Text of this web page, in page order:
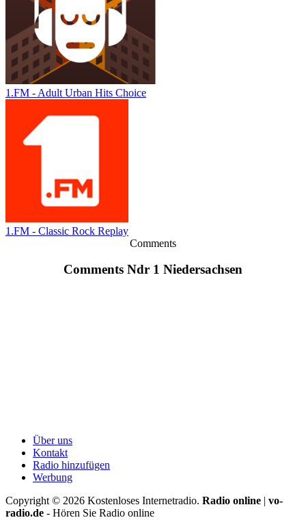
1.FM - Adult Urban Hits Choice
1.FM - Classic Rock Replay
Comments
Comments Ndr 1 Niedersachsen
Über uns
Kontakt
Radio hinzufügen
Werbung
Copyright © 2026 Kostenloses Internetradio. Radio online | vo-
radio.de - Hören Sie Radio online